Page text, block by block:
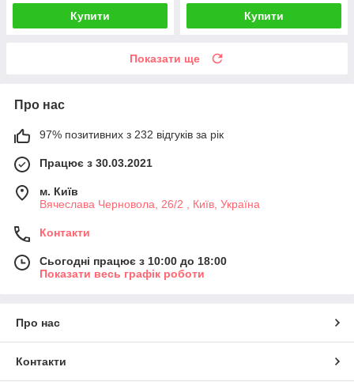
Купити Купити
Показати ще
Про нас
97% позитивних з 232 відгуків за рік
Працює з 30.03.2021
м. Київ
Вячеслава Черновола, 26/2 , Київ, Україна
Контакти
Сьогодні працює з 10:00 до 18:00
Показати весь графік роботи
Про нас
Контакти